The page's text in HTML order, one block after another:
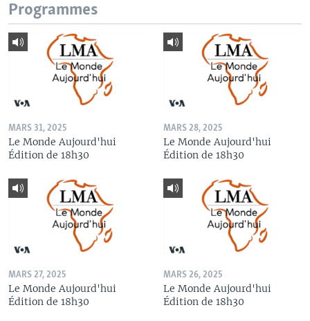
Programmes
MARS 31, 2025
Le Monde Aujourd'hui
Édition de 18h30
MARS 28, 2025
Le Monde Aujourd'hui
Édition de 18h30
MARS 27, 2025
Le Monde Aujourd'hui
Édition de 18h30
MARS 26, 2025
Le Monde Aujourd'hui
Édition de 18h30